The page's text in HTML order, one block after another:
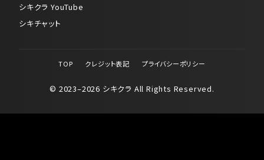
シキクラ YouTube
シキチャット
TOP クレジット表記 プライバシーポリシー
© 2023–2026 シキクラ All Rights Reserved.